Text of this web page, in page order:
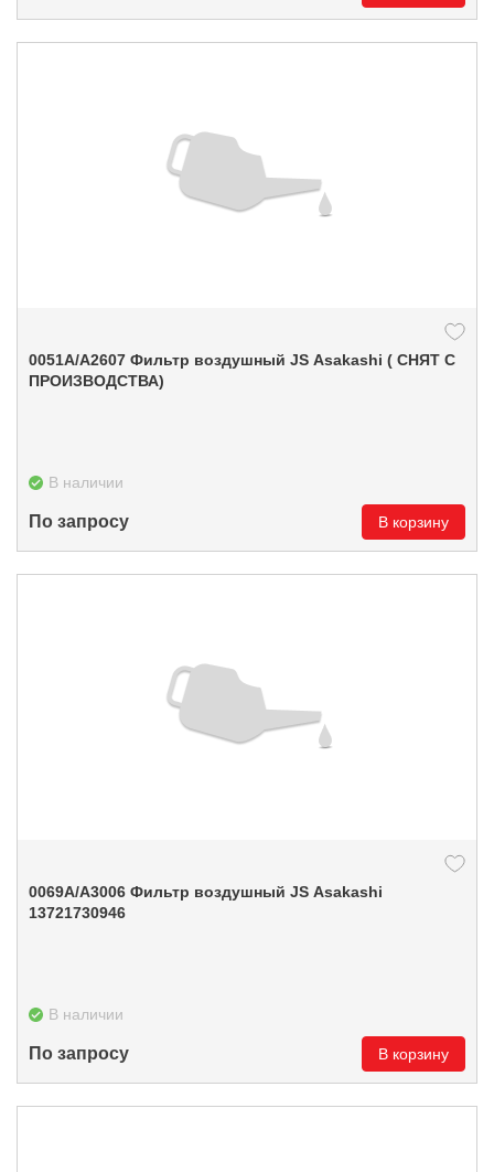
0051А/A2607 Фильтр воздушный JS Asakashi ( СНЯТ С
ПРОИЗВОДСТВА)
В наличии
По запросу В корзину
0069А/A3006 Фильтр воздушный JS Asakashi
13721730946
В наличии
По запросу В корзину